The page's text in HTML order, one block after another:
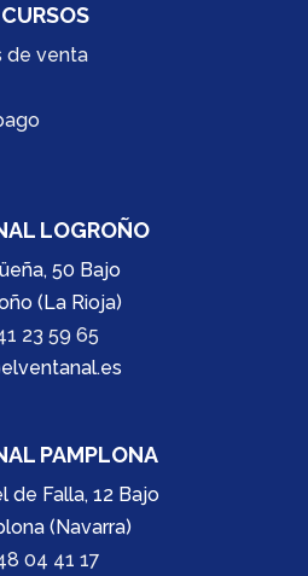
de venta
LOGROÑO
50 Bajo
(La Rioja)
23 59 65
PAMPLONA
de Falla, 12 Bajo
(Navarra)
04 41 17